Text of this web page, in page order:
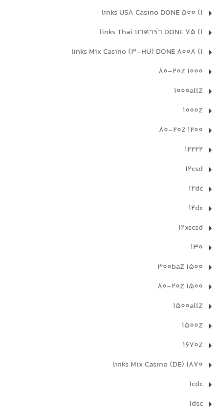
1) 500 links USA Casino DONE
1) 75 links Thai บาคาร่า DONE
1) 8008 links Mix Casino (3-HU) DONE
1000 80-20Z
1000allZ
1000Z
1200 80-20Z
12222
12csd
12dc
12dx
12xscsd
130
1500 300baZ
1500 80-20Z
1500allZ
1500Z
1670Z
1870 links Mix Casino (DE)
1cdc
1dsc